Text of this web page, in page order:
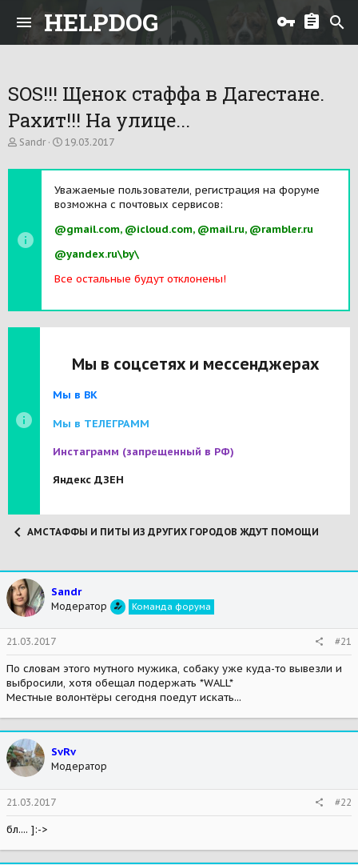
HELPDOG
SOS!!! Щенок стаффа в Дагестане.
Рахит!!! На улице...
А
т
м
ы
Sandr
Д
т
н
а
а
а
19.03.2017
Уважаемые пользователи, регистрация на форуме
возможна с почтовых сервисов:
@gmail.com, @icloud.com, @mail.ru, @rambler.ru
@yandex.ru\by\
Все остальные будут отклонены!
Мы в соцсетях и мессенджерах
Мы в ВК
Мы в ТЕЛЕГРАММ
Инстаграмм (запрещенный в РФ)
Яндекс ДЗЕН
АМСТАФФЫ И ПИТЫ ИЗ ДРУГИХ ГОРОДОВ ЖДУТ ПОМОЩИ
Sandr
Модератор Команда форума
21.03.2017 #21
По словам этого мутного мужика, собаку уже куда-то вывезли и
выбросили, хотя обещал подержать *WALL*
Местные волонтёры сегодня поедут искать...
SvRv
Модератор
21.03.2017 #22
бл.... ]:->